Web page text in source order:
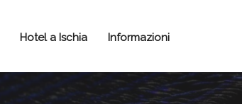
Hotel a Ischia Informazioni